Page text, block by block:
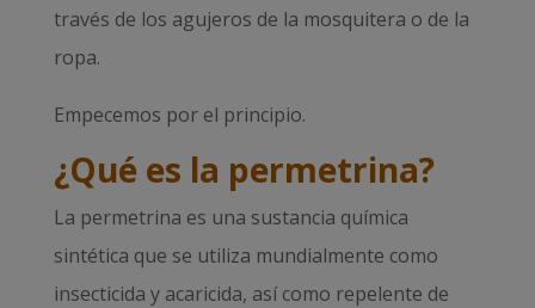
través de los agujeros de la mosquitera o de la
ropa.
Empecemos por el principio.
¿Qué es la permetrina?
La permetrina es una sustancia química
sintética que se utiliza mundialmente como
insecticida y acaricida, así como repelente de